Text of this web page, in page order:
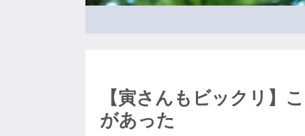
【寅さんもビックリ】
があった